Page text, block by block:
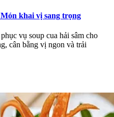
khai vị sang trọng
vụ soup cua hải sâm cho
cân bằng vị ngon và trải